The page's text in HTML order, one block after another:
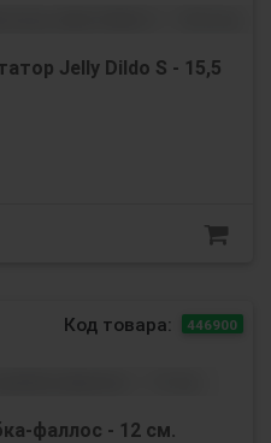
Jelly Dildo S - 15,5
Код товара: 446900
фаллос - 12 см.